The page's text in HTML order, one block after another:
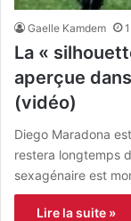
Gaelle Kamdem
La «
aperçue
(vidéo)
Diego Maradona
restera longtemps
sexagénaire est
Lire la suite »